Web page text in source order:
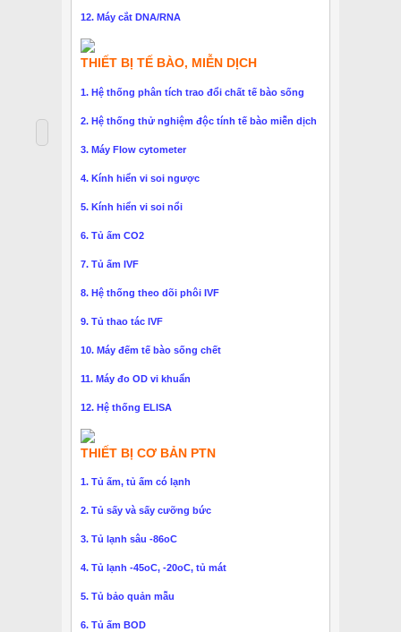
12. Máy cắt DNA/RNA
THIẾT BỊ TẾ BÀO, MIỄN DỊCH
1. Hệ thống phân tích trao đổi chất tế bào sống
2. Hệ thống thử nghiệm độc tính tế bào miễn dịch
3. Máy Flow cytometer
4. Kính hiển vi soi ngược
5. Kính hiển vi soi nổi
6. Tủ ấm CO2
7. Tủ ấm IVF
8. Hệ thống theo dõi phôi IVF
9. Tủ thao tác IVF
10. Máy đếm tế bào sống chết
11. Máy đo OD vi khuẩn
12. Hệ thống ELISA
THIẾT BỊ CƠ BẢN PTN
1. Tủ ấm, tủ ấm có lạnh
2. Tủ sấy và sấy cưỡng bức
3. Tủ lạnh sâu -86oC
4. Tủ lạnh -45oC, -20oC, tủ mát
5. Tủ bảo quản mẫu
6. Tủ ấm BOD